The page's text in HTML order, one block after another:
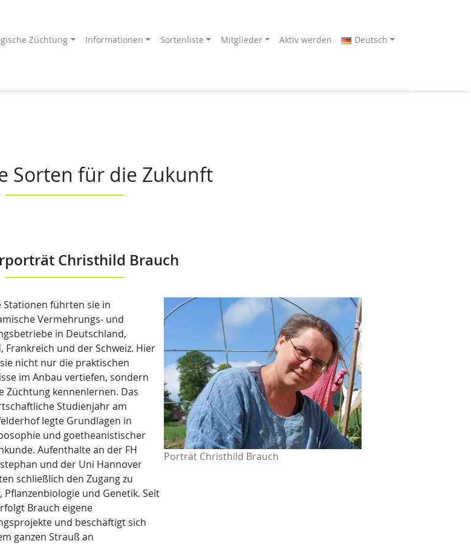
Züchtung Informationen Sortenliste Mitglieder Aktiv werden Deutsch
Sorten für die Zukunft
Christhild Brauch
Stationen führten sie in
Vermehrungs- und
in Deutschland,
Frankreich und der Schweiz. Hier
nicht nur die praktischen
im Anbau vertiefen, sondern
Züchtung kennenlernen. Das
Studienjahr am
legte Grundlagen in
und goetheanistischer
Aufenthalte an der FH
und der Uni Hannover
schließlich den Zugang zu
Pflanzenbiologie und Genetik. Seit
Brauch eigene
und beschäftigt sich
ganzen Strauß an
Porträt Christhild Brauch